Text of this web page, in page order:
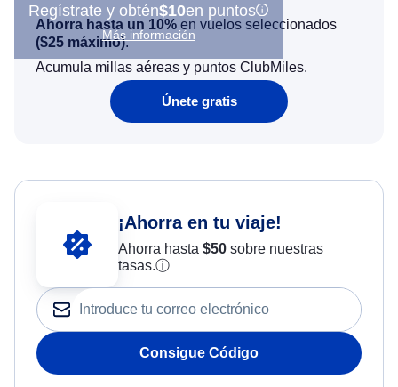
Regístrate y obtén$10en puntos
Más información
Ahorra hasta un 10% en vuelos seleccionados
($25 máximo).
Acumula millas aéreas y puntos ClubMiles.
Únete gratis
¡Ahorra en tu viaje!
Ahorra hasta $50sobre nuestras
tasas.ⓘ
Consigue Código